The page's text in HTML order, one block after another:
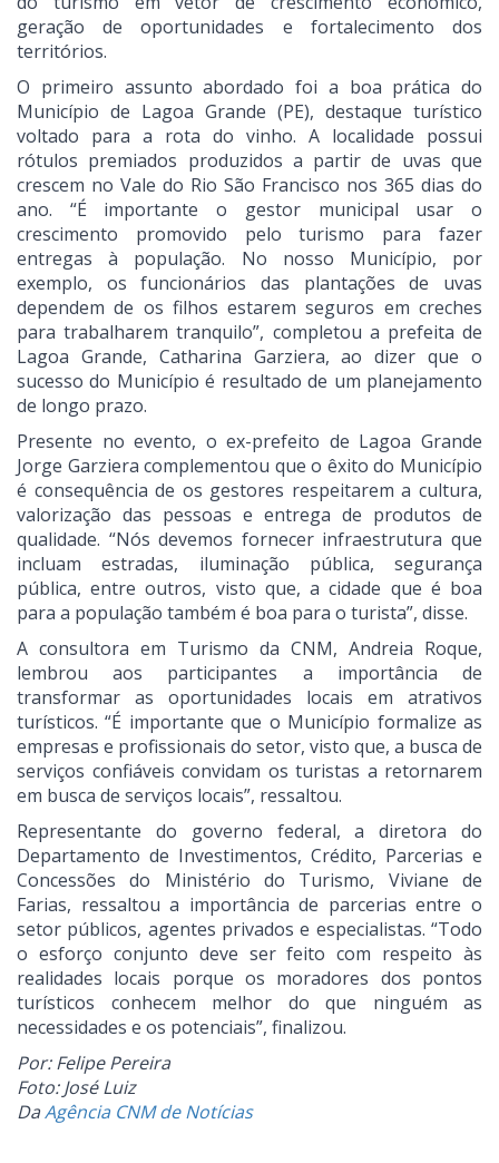
geração de oportunidades e fortalecimento dos
territórios.
O primeiro assunto abordado foi a boa prática do
Município de Lagoa Grande (PE), destaque turístico
voltado para a rota do vinho. A localidade possui
rótulos premiados produzidos a partir de uvas que
crescem no Vale do Rio São Francisco nos 365 dias do
ano. “É importante o gestor municipal usar o
crescimento promovido pelo turismo para fazer
entregas à população. No nosso Município, por
exemplo, os funcionários das plantações de uvas
dependem de os filhos estarem seguros em creches
para trabalharem tranquilo”, completou a prefeita de
Lagoa Grande, Catharina Garziera, ao dizer que o
sucesso do Município é resultado de um planejamento
de longo prazo.
Presente no evento, o ex-prefeito de Lagoa Grande
Jorge Garziera complementou que o êxito do Município
é consequência de os gestores respeitarem a cultura,
valorização das pessoas e entrega de produtos de
qualidade. “Nós devemos fornecer infraestrutura que
incluam estradas, iluminação pública, segurança
pública, entre outros, visto que, a cidade que é boa
para a população também é boa para o turista”, disse.
A consultora em Turismo da CNM, Andreia Roque,
lembrou aos participantes a importância de
transformar as oportunidades locais em atrativos
turísticos. “É importante que o Município formalize as
empresas e profissionais do setor, visto que, a busca de
serviços confiáveis convidam os turistas a retornarem
em busca de serviços locais”, ressaltou.
Representante do governo federal, a diretora do
Departamento de Investimentos, Crédito, Parcerias e
Concessões do Ministério do Turismo, Viviane de
Farias, ressaltou a importância de parcerias entre o
setor públicos, agentes privados e especialistas. “Todo
o esforço conjunto deve ser feito com respeito às
realidades locais porque os moradores dos pontos
turísticos conhecem melhor do que ninguém as
necessidades e os potenciais”, finalizou.
Por: Felipe Pereira
Foto: José Luiz
DaAgência CNM de Notícias